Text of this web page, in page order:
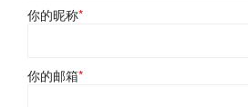
你的昵称*
你的邮箱*